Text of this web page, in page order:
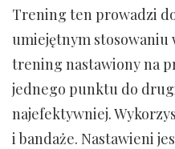
Trening ten prowadzi
umiejętnym stosowaniu
trening nastawiony na
jednego punktu do
najefektywniej.
i bandaże. Nastawieni